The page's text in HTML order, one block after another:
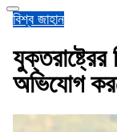
বিশ্ব জাহান
অভিযোগ